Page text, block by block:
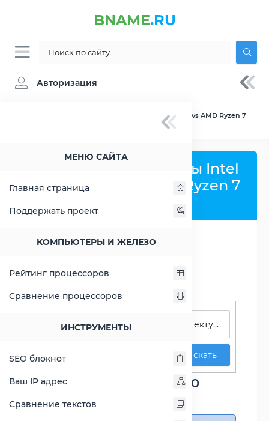
BNAME.RU
Авторизация
МЕНЮ САЙТА
Главная страница
Поддержать проект
КОМПЬЮТЕРЫ И ЖЕЛЕЗО
Рейтинг процессоров
Сравнение процессоров
ИНСТРУМЕНТЫ
SEO блокнот
Ваш IP адрес
Сравнение текстов
» Сравнение Intel Core i7-10700 vs AMD Ryzen 7
Сравнить процессоры Intel
Core i7-10700 и AMD Ryzen 7
Поиск процессоров
Искать
Сравнение Core i7-10700
против Ryzen 7 4700G